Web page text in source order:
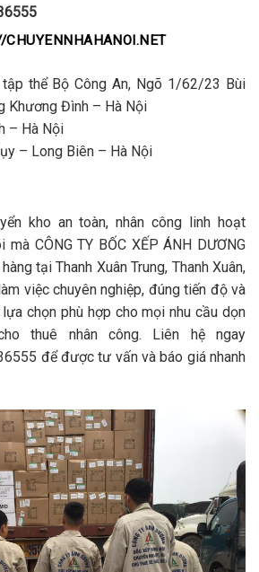
CHUYENNHAHANOI.NET
thể Bộ Công An, Ngõ 1/62/23 Bùi
Khương Đình – Hà Nội
– Hà Nội
– Long Biên – Hà Nội
kho an toàn, nhân công linh hoạt
mà CÔNG TY BỐC XẾP ÁNH DƯƠNG
hàng tạiThanh Xuân Trung, Thanh Xuân,
việc chuyên nghiệp, đúng tiến độ và
chọn phù hợp cho mọi nhu cầu dọn
thuê nhân công. Liên hệ ngay
để được tư vấn và báo giá nhanh